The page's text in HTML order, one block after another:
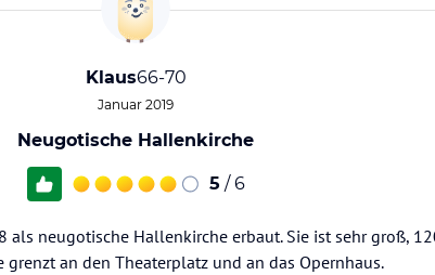
Klaus66-70
Januar 2019
Neugotische Hallenkirche
5 / 6
als neugotische Hallenkirche erbaut. Sie ist sehr groß,
an den Theaterplatz und an das Opernhaus.